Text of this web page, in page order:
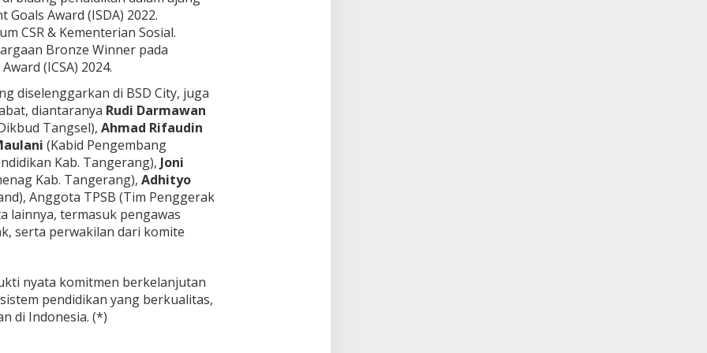
Award (ISDA) 2022.
CSR & Kementerian Sosial.
Bronze Winner pada
(ICSA) 2024.
diselenggarkan di BSD City, juga
diantaranya Rudi Darmawan
Tangsel), Ahmad Rifaudin
(Kabid Pengembang
Kab. Tangerang), Joni
Kab. Tangerang), Adhityo
Anggota TPSB (Tim Penggerak
lainnya, termasuk pengawas
serta perwakilan dari komite
nyata komitmen berkelanjutan
pendidikan yang berkualitas,
di Indonesia. (*)